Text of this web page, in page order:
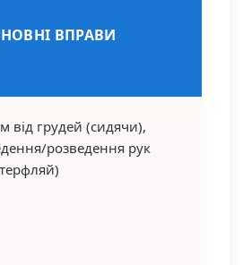
ВПРАВИ
від грудей (сидячи),
розведення рук